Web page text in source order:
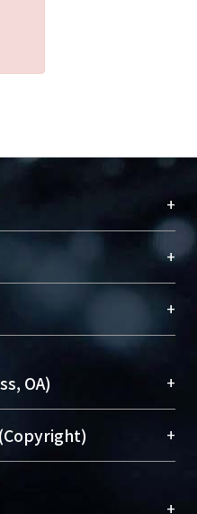
+
，為永久珍藏及向國際
學術能量，圖書館整合
（AH）不同功能平
scholars。期能整合研
存學術產出、推廣研究
promote researcher
Library integrates the
with “Academic
+
Library)
(Social
+
OA) +
升資訊取用性的社會運
過將研究著作公開供使
究發展、提升研究影響
+
+